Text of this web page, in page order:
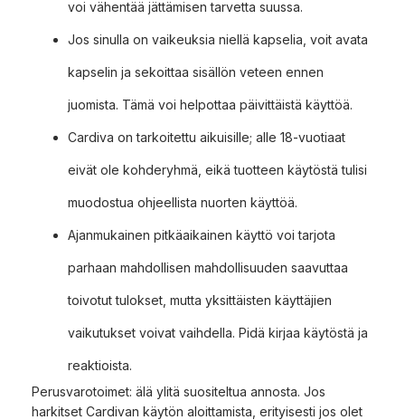
voi vähentää jättämisen tarvetta suussa.
Jos sinulla on vaikeuksia niellä kapselia, voit avata
kapselin ja sekoittaa sisällön veteen ennen
juomista. Tämä voi helpottaa päivittäistä käyttöä.
Cardiva on tarkoitettu aikuisille; alle 18-vuotiaat
eivät ole kohderyhmä, eikä tuotteen käytöstä tulisi
muodostua ohjeellista nuorten käyttöä.
Ajanmukainen pitkäaikainen käyttö voi tarjota
parhaan mahdollisen mahdollisuuden saavuttaa
toivotut tulokset, mutta yksittäisten käyttäjien
vaikutukset voivat vaihdella. Pidä kirjaa käytöstä ja
reaktioista.
Perusvarotoimet: älä ylitä suositeltua annosta. Jos
harkitset Cardivan käytön aloittamista, erityisesti jos olet